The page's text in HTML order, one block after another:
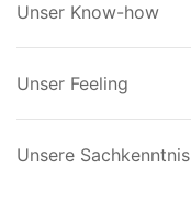
Unser Know-how
Unser Feeling
Unsere Sachkenntnis